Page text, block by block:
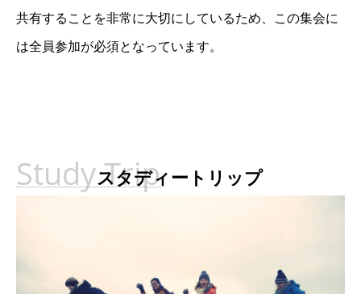
共有することを非常に大切にしているため、この集会に
は全員参加が必須となっています。
スタディートリップ